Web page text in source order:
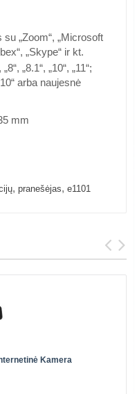
su „Zoom“, „Microsoft
„Skype“ ir kt.
„8.1“, „10“, „11“;
arba naujesnė
mm
, pranešėjas, e1101
Kamera